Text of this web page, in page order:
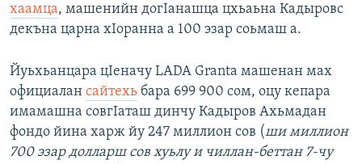
хаамца, машенийн догIанашца цхьаьна Кадыровс
декъна царна хIоранна а 100 эзар соьмаш а.
Йуьхьанцара цIеначу LADA Granta машенан мах
официалан сайтехь бара 699 900 сом, оцу кепара
имамашна совгIаташ динчу Кадыров Ахьмадан
фондо йина харж йу 247 миллион сов (ши миллион
700 эзар долларш сов хуьлу и чиллан-беттан 7-чу